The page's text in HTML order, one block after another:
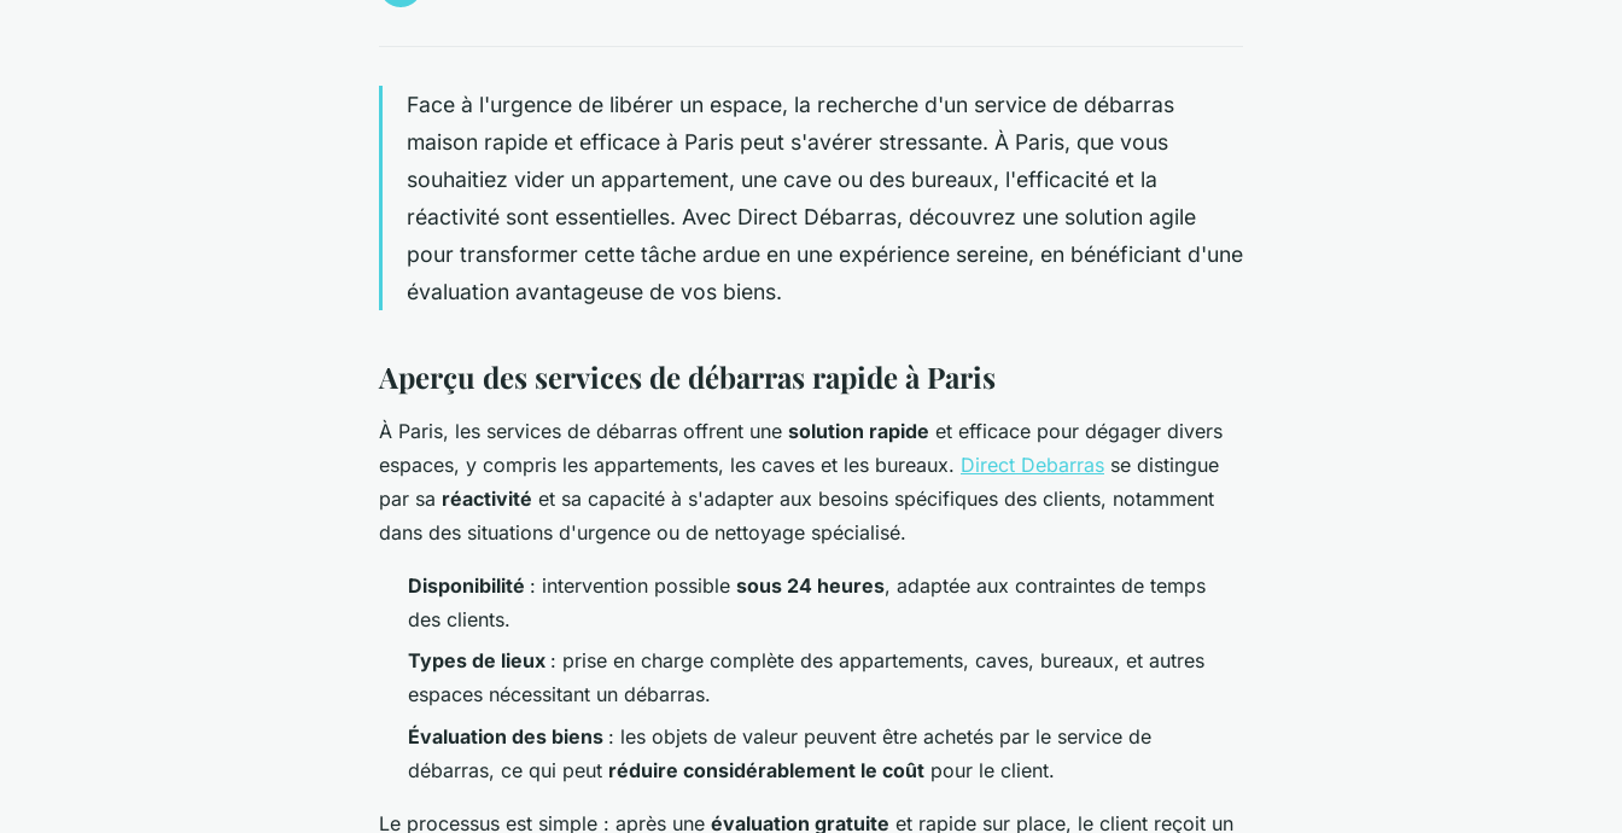
Face à l'urgence de libérer un espace, la recherche d'un service de débarras
maison rapide et efficace à Paris peut s'avérer stressante. À Paris, que vous
souhaitiez vider un appartement, une cave ou des bureaux, l'efficacité et la
réactivité sont essentielles. Avec Direct Débarras, découvrez une solution agile
pour transformer cette tâche ardue en une expérience sereine, en bénéficiant d'une
évaluation avantageuse de vos biens.
Aperçu des services de débarras rapide à Paris
À Paris, les services de débarras offrent une solution rapide et efficace pour dégager divers
espaces, y compris les appartements, les caves et les bureaux. Direct Debarras se distingue
par sa réactivité et sa capacité à s'adapter aux besoins spécifiques des clients, notamment
dans des situations d'urgence ou de nettoyage spécialisé.
Disponibilité : intervention possible sous 24 heures, adaptée aux contraintes de temps
des clients.
Types de lieux : prise en charge complète des appartements, caves, bureaux, et autres
espaces nécessitant un débarras.
Évaluation des biens : les objets de valeur peuvent être achetés par le service de
débarras, ce qui peut réduire considérablement le coût pour le client.
Le processus est simple : après une évaluation gratuite et rapide sur place, le client reçoit un